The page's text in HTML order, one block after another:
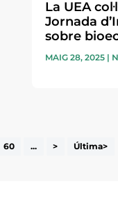
La UEA
Jornada
sobre
MAIG 28, 2025|
60 ... > Última>